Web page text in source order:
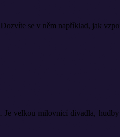
se v něm například, jak
velkou milovnicí divadla, hudby